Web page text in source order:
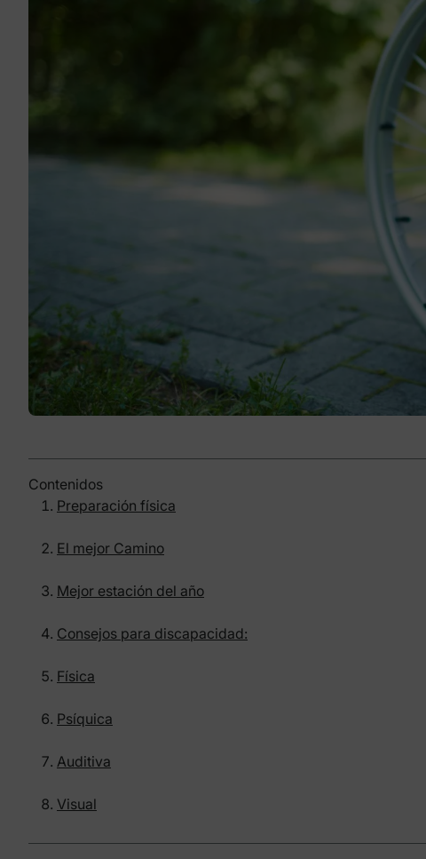
Contenidos
Preparación física
El mejor Camino
Mejor estación del año
Consejos para discapacidad:
Física
Psíquica
Auditiva
Visual